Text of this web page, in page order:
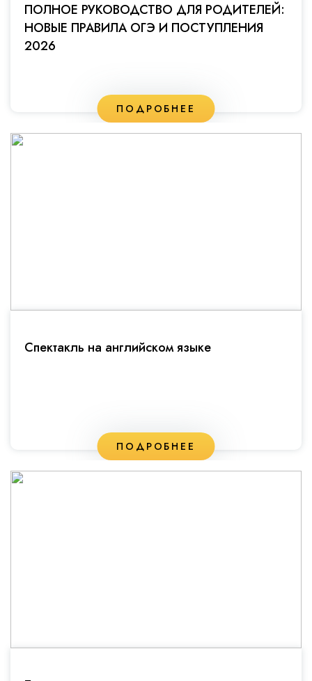
ПОЛНОЕ РУКОВОДСТВО ДЛЯ РОДИТЕЛЕЙ:
НОВЫЕ ПРАВИЛА ОГЭ И ПОСТУПЛЕНИЯ
2026
ПОДРОБНЕЕ
Спектакль на английском языке
ПОДРОБНЕЕ